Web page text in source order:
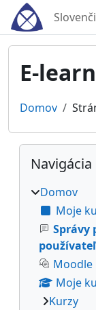
Preskočiť na
E-
Domov
Bloky
Preskočiť
Navigácia
Domov
Moje
Správy
Moodle
Moje
Kurzy